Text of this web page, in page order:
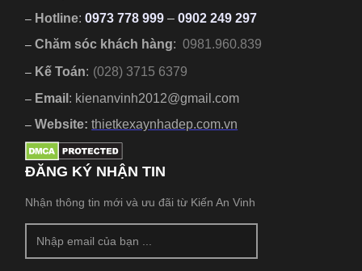
– Hotline: 0973 778 999 –0902 249 297
– Chăm sóc khách hàng: 0981.960.839
– Kế Toán: (028) 3715 6379
– Email : kienanvinh2012@gmail.com
– Website:thietkexaynhadep.com.vn
ĐĂNG KÝ NHẬN TIN
Nhận thông tin mới và ưu đãi từ Kiến An Vinh